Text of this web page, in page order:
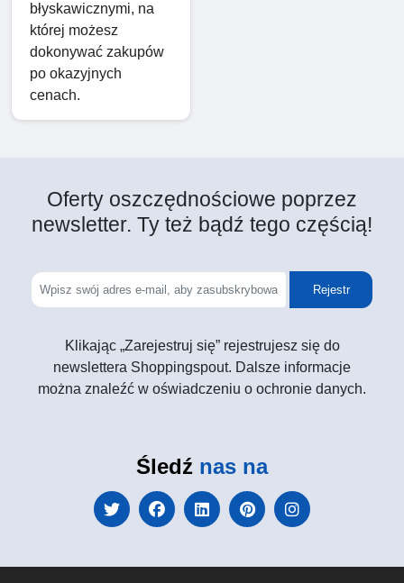
błyskawicznymi, na
której możesz
dokonywać zakupów
po okazyjnych
cenach.
Oferty oszczędnościowe poprzez
newsletter. Ty też bądź tego częścią!
Rejestr
Klikając „Zarejestruj się” rejestrujesz się do
newslettera Shoppingspout. Dalsze informacje
można znaleźć w oświadczeniu o ochronie danych.
Śledź nas na